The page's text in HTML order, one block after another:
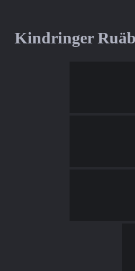
Kindringer